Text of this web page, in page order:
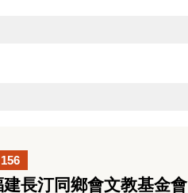
長汀同鄉會文教基金會